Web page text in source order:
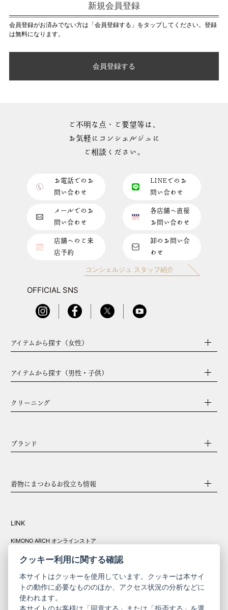
新規会員登録
会員登録がお済みでない方は「会員登録する」をタップしてください。登録
は無料になります。
会員登録する
ご不明な点・ご要望等は、
お気軽にコンシェルジュに
ご相談ください。
お電話でのお
問い合わせ
LINEでのお
問い合わせ
メールでのお
問い合わせ
各店舗へ直接
お問い合わせ
店舗へのご来
店予約
卸のお問い合
わせ
コンシェルジュ スタッフ紹介
OFFICIAL SNS
アイテムから探す（女性）
アイテムから探す（男性・子供）
クリーニング
ブランド
着物にまつわるお役立ち情報
LINK
KIMONO ARCH オンラインストア
きものやまと振
クッキー利用に関する確認
本サイトはクッキーを使用しています。クッキーは本サイ
トの動作に必要なもののほか、アクセス状況の分析などに
使われます。
本サイトのお客様は「同意する」または「拒否する」を選